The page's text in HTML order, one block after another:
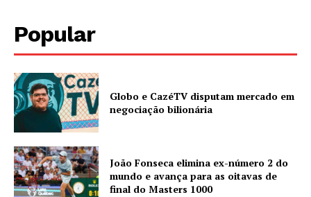
Popular
Globo e CazéTV disputam mercado em
negociação bilionária
João Fonseca elimina ex-número 2 do
mundo e avança para as oitavas de
final do Masters 1000